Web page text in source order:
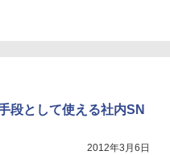
段として使える社内SN
2012年3月6日